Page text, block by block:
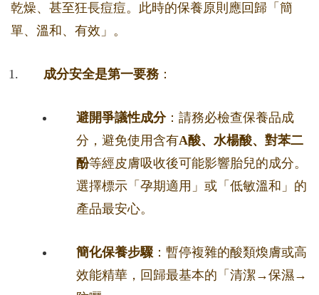
乾燥、甚至狂長痘痘。此時的保養原則應回歸「簡
單、溫和、有效」。
成分安全是第一要務：
避開爭議性成分：請務必檢查保養品成
分，避免使用含有A酸、水楊酸、對苯二
酚等經皮膚吸收後可能影響胎兒的成分。
選擇標示「孕期適用」或「低敏溫和」的
產品最安心。
簡化保養步驟 ：暫停複雜的酸類煥膚或高
效能精華，回歸最基本的「清潔→保濕→